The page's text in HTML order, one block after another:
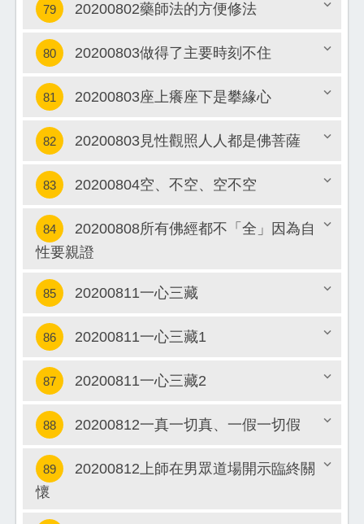
關閉
關閉
79 20200802藥師法的方便修法
關閉
80 20200803做得了主要時刻不住
關閉
81 20200803座上癢座下是攀緣心
關閉
82 20200803見性觀照人人都是佛菩薩
關閉
83 20200804空、不空、空不空
84
20200808所有佛經都不「全」因為自
性要親證
關閉
85 20200811一心三藏
關閉
86 20200811一心三藏1
關閉
87 20200811一心三藏2
關閉
88 20200812一真一切真、一假一切假
89
20200812上師在男眾道場開示臨終關
懷